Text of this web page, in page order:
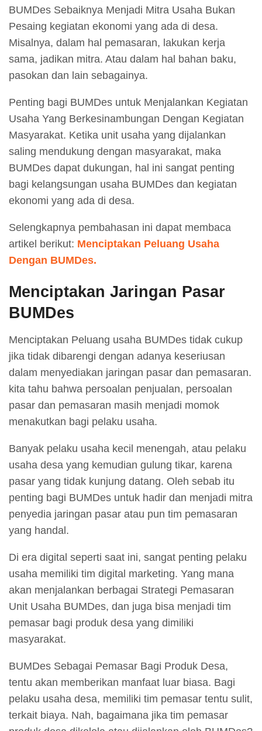
BUMDes Sebaiknya Menjadi Mitra Usaha Bukan
Pesaing kegiatan ekonomi yang ada di desa.
Misalnya, dalam hal pemasaran, lakukan kerja
sama, jadikan mitra. Atau dalam hal bahan baku,
pasokan dan lain sebagainya.
Penting bagi BUMDes untuk Menjalankan Kegiatan
Usaha Yang Berkesinambungan Dengan Kegiatan
Masyarakat. Ketika unit usaha yang dijalankan
saling mendukung dengan masyarakat, maka
BUMDes dapat dukungan, hal ini sangat penting
bagi kelangsungan usaha BUMDes dan kegiatan
ekonomi yang ada di desa.
Selengkapnya pembahasan ini dapat membaca
artikel berikut: Menciptakan Peluang Usaha
Dengan BUMDes.
Menciptakan Jaringan Pasar
BUMDes
Menciptakan Peluang usaha BUMDes tidak cukup
jika tidak dibarengi dengan adanya keseriusan
dalam menyediakan jaringan pasar dan pemasaran.
kita tahu bahwa persoalan penjualan, persoalan
pasar dan pemasaran masih menjadi momok
menakutkan bagi pelaku usaha.
Banyak pelaku usaha kecil menengah, atau pelaku
usaha desa yang kemudian gulung tikar, karena
pasar yang tidak kunjung datang. Oleh sebab itu
penting bagi BUMDes untuk hadir dan menjadi mitra
penyedia jaringan pasar atau pun tim pemasaran
yang handal.
Di era digital seperti saat ini, sangat penting pelaku
usaha memiliki tim digital marketing. Yang mana
akan menjalankan berbagai Strategi Pemasaran
Unit Usaha BUMDes, dan juga bisa menjadi tim
pemasar bagi produk desa yang dimiliki
masyarakat.
BUMDes Sebagai Pemasar Bagi Produk Desa,
tentu akan memberikan manfaat luar biasa. Bagi
pelaku usaha desa, memiliki tim pemasar tentu sulit,
terkait biaya. Nah, bagaimana jika tim pemasar